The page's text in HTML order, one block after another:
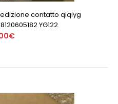
contatto qiqiyg
YG122